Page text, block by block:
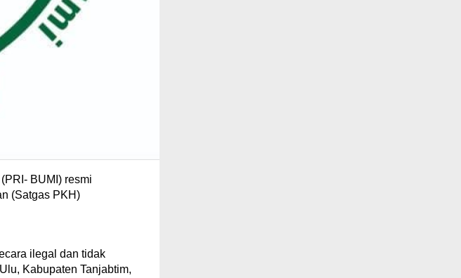
BUMI) resmi
(Satgas PKH)
ilegal dan tidak
Kabupaten Tanjabtim,